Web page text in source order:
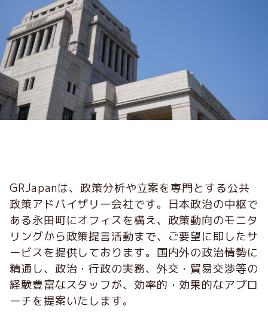
GRJapanは、政策分析や立案を専門とする公共
政策アドバイザリー会社です。日本政治の中枢で
ある永田町にオフィスを構え、政策動向のモニタ
リングから政策提言活動まで、ご要望に即したサ
ービスを提供しております。国内外の政治情勢に
精通し、政治・行政の実務、外交・貿易交渉等の
経験豊富なスタッフが、効率的・効果的なアプロ
ーチを提案いたします。